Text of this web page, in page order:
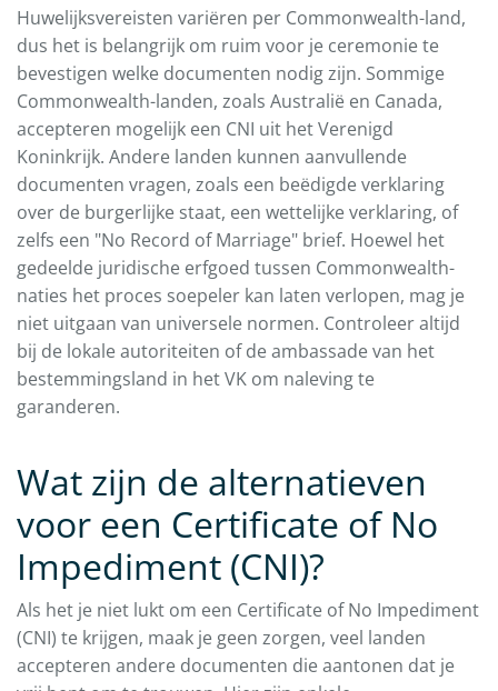
Huwelijksvereisten variëren per Commonwealth-land,
dus het is belangrijk om ruim voor je ceremonie te
bevestigen welke documenten nodig zijn. Sommige
Commonwealth-landen, zoals Australië en Canada,
accepteren mogelijk een CNI uit het Verenigd
Koninkrijk. Andere landen kunnen aanvullende
documenten vragen, zoals een beëdigde verklaring
over de burgerlijke staat, een wettelijke verklaring, of
zelfs een "No Record of Marriage" brief. Hoewel het
gedeelde juridische erfgoed tussen Commonwealth-
naties het proces soepeler kan laten verlopen, mag je
niet uitgaan van universele normen. Controleer altijd
bij de lokale autoriteiten of de ambassade van het
bestemmingsland in het VK om naleving te
garanderen.
Wat zijn de alternatieven
voor een Certificate of No
Impediment (CNI)?
Als het je niet lukt om een Certificate of No Impediment
(CNI) te krijgen, maak je geen zorgen, veel landen
accepteren andere documenten die aantonen dat je